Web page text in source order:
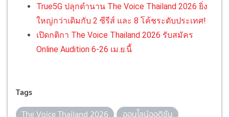
True5G ปลุกตำนาน The Voice Thailand 2026 ยิ่ง
ใหญ่กว่าเดิมกับ 2 ซีรีส์ และ 8 โค้ชระดับประเทศ!
เปิดกติกา The Voice Thailand 2026 รับสมัคร
Online Audition 6-26 เม.ย.นี้
Tags
The Voice Thailand 2026
ออนไลน์ออดิชั่น